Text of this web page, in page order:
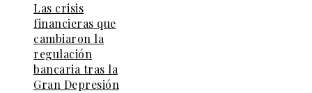
Las crisis
financieras que
cambiaron la
regulación
bancaria tras la
Gran Depresión